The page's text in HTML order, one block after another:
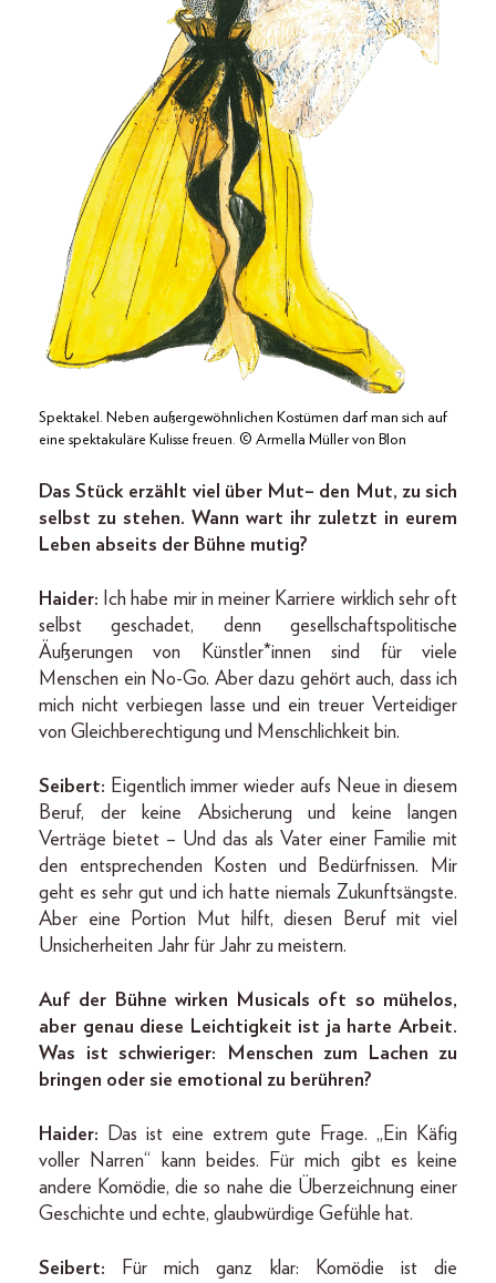
Spektakel. Neben außer­gewöhnlichen Kostümen darf man sich auf
eine spektakuläre Kulisse freuen. © Armella Müller von Blon
Das Stück erzählt viel über Mut – den Mut, zu sich
selbst zu stehen. Wann wart ihr zuletzt in eurem
Leben abseits der Bühne mutig?
Haider: Ich habe mir in meiner Karriere wirklich sehr oft
selbst geschadet, denn gesellschaftspolitische
Äußerungen von Künstler*innen sind für viele
Menschen ein No-Go. Aber dazu gehört auch, dass ich
mich nicht verbiegen lasse und ein treuer Verteidiger
von Gleichberechtigung und Menschlichkeit bin.
Seibert: Eigentlich immer wieder aufs Neue in diesem
Beruf, der keine Absicherung und keine langen
Verträge bietet – Und das als Vater einer Familie mit
den entsprechenden Kosten und Bedürfnissen. Mir
geht es sehr gut und ich hatte niemals Zukunftsängste.
Aber eine Portion Mut hilft, diesen Beruf mit viel
Unsicherheiten Jahr für Jahr zu meistern.
Auf der Bühne wirken Musicals oft so mühelos,
aber genau diese Leichtigkeit ist ja harte Arbeit.
Was ist schwieriger: Menschen zum Lachen zu
bringen oder sie emotional zu berühren?
Haider:
Das ist eine extrem gute Frage. „Ein Käfig
voller Narren“ kann beides. Für mich gibt es keine
andere Komödie, die so nahe die Überzeichnung einer
Geschichte und echte, glaubwürdige Gefühle hat.
Seibert:
Für mich ganz klar: Komödie ist die